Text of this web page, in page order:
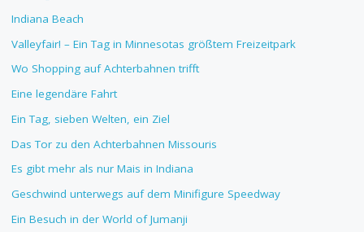
Indiana Beach
Valleyfair! – Ein Tag in Minnesotas größtem Freizeitpark
Wo Shopping auf Achterbahnen trifft
Eine legendäre Fahrt
Ein Tag, sieben Welten, ein Ziel
Das Tor zu den Achterbahnen Missouris
Es gibt mehr als nur Mais in Indiana
Geschwind unterwegs auf dem Minifigure Speedway
Ein Besuch in der World of Jumanji